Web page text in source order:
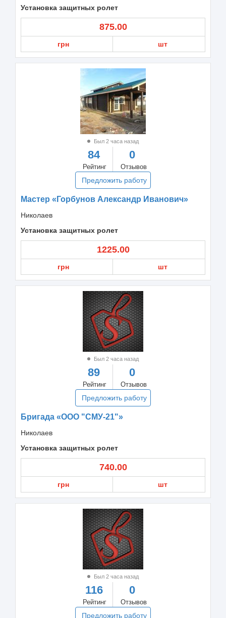
Установка защитных ролет
875.00
грн шт
Был 2 часа назад
84
Рейтинг
0
Отзывов
Предложить работу
Мастер «Горбунов Александр Иванович»
Николаев
Установка защитных ролет
1225.00
грн шт
Был 2 часа назад
89
Рейтинг
0
Отзывов
Предложить работу
Бригада «ООО "СМУ-21"»
Николаев
Установка защитных ролет
740.00
грн шт
Был 2 часа назад
116
Рейтинг
0
Отзывов
Предложить работу